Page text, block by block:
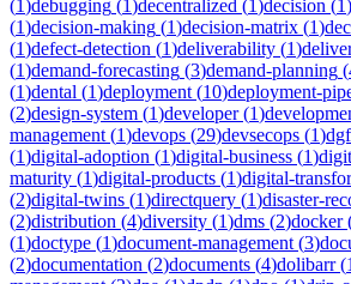
(1)debugging (1)decentralized (1)decision (1)
(1)decision-making (1)decision-matrix (1)
(1)defect-detection (1)deliverability (1)
(1)demand-forecasting (3)demand-planning (
(1)dental (1)deployment (10)deployment-
(2)design-system (1)developer(1)
management (1)devops (29)devsecops (1)
(1)digital-adoption (1)digital-business (1)
maturity (1)digital-products (1)digital-
(2)digital-twins (1)directquery (1)disaster-
(2)distribution (4)diversity (1)dms (2)docker
(1)doctype (1)document-management (3)
(2)documentation (2)documents (4)dolibarr(1